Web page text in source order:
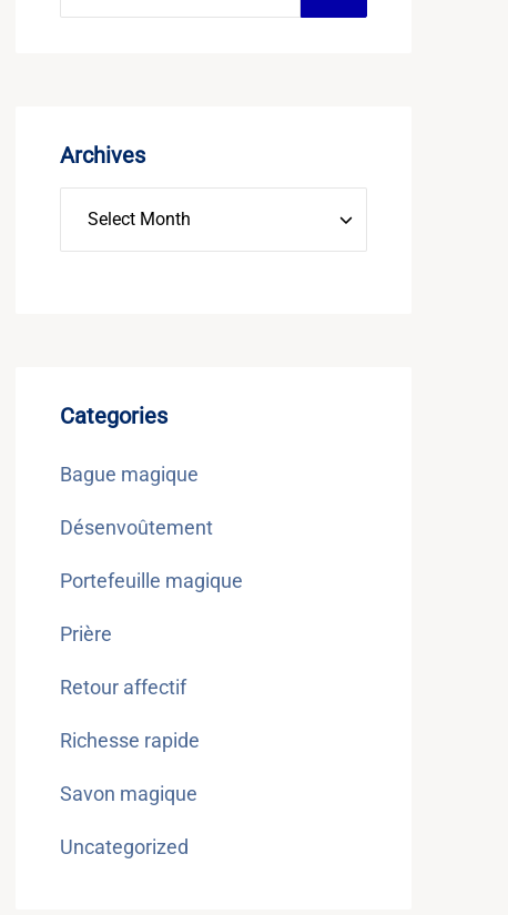
Archives
Categories
Bague magique
Désenvoûtement
Portefeuille magique
Prière
Retour affectif
Richesse rapide
Savon magique
Uncategorized